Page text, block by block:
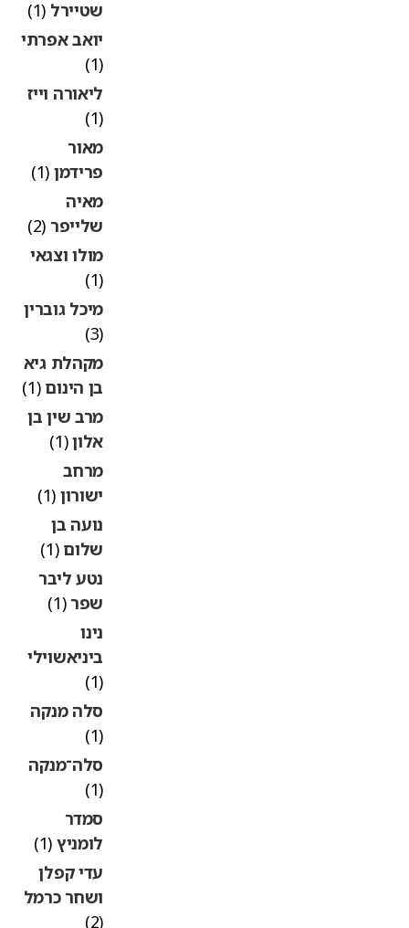
שטיירל(1)
יואב אפרתי
ליאורה וייז
מאור
פרידמן(1)
מאיה
שלייפר(2)
מולו וצגאי
מיכל גוברין
מקהלת גיא
בן הינום(1)
מרב שין בן
אלון(1)
מרחב
ישורון(1)
נועה בן
שלום(1)
נטע ליבר
שפר(1)
ביניאשוילי
סלה מנקה
סלה־מנקה
סמדר
לומניץ(1)
עדי קפלן
ושחר כרמל